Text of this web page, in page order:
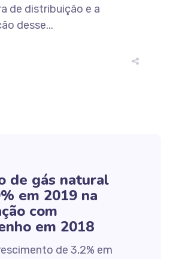
de distribuição e a
desse...
de gás natural
em 2019 na
com
em 2018
de 3,2% em